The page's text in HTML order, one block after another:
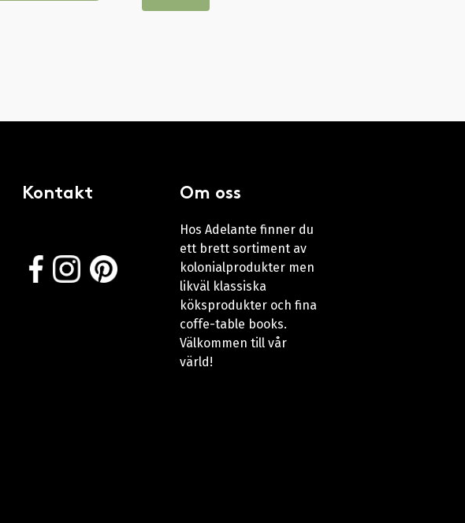
Kontakt Om oss
Hos Adelante finner du
ett brett sortiment av
kolonialprodukter men
likväl klassiska
köksprodukter och fina
coffe-table books.
Välkommen till vår
värld!